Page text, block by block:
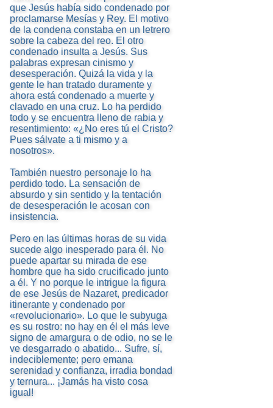
que Jesús había sido condenado por
proclamarse Mesías y Rey. El motivo
de la condena constaba en un letrero
sobre la cabeza del reo. El otro
condenado insulta a Jesús. Sus
palabras expresan cinismo y
desesperación. Quizá la vida y la
gente le han tratado duramente y
ahora está condenado a muerte y
clavado en una cruz. Lo ha perdido
todo y se encuentra lleno de rabia y
resentimiento: «¿No eres tú el Cristo?
Pues sálvate a ti mismo y a
nosotros».
También nuestro personaje lo ha
perdido todo. La sensación de
absurdo y sin sentido y la tentación
de desesperación le acosan con
insistencia.
Pero en las últimas horas de su vida
sucede algo inesperado para él. No
puede apartar su mirada de ese
hombre que ha sido crucificado junto
a él. Y no porque le intrigue la figura
de ese Jesús de Nazaret, predicador
itinerante y condenado por
«revolucionario». Lo que le subyuga
es su rostro: no hay en él el más leve
signo de amargura o de odio, no se le
ve desgarrado o abatido... Sufre, sí,
indeciblemente; pero emana
serenidad y confianza, irradia bondad
y ternura... ¡Jamás ha visto cosa
igual!